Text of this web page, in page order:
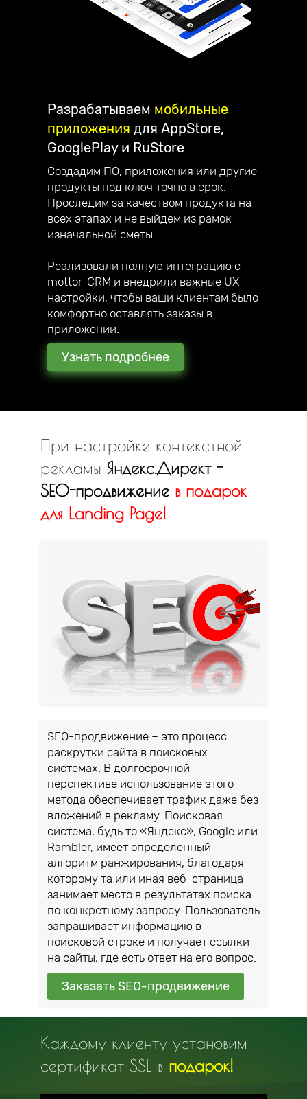
Разрабатываем мобильные
приложения для AppStore,
GooglePlay и RuStore
Создадим ПО, приложения или другие
продукты под ключ точно в срок.
Проследим за качеством продукта на
всех этапах и не выйдем из рамок
изначальной сметы.
Реализовали полную интеграцию с
mottor-CRM и внедрили важные UX-
настройки, чтобы ваши клиентам было
комфортно оставлять заказы в
приложении.
Узнать подробнее
При настройке контекстной
рекламы Яндекс.Директ -
SEO-продвижение в подарок
для Landing Page!
SEO-продвижение – это процесс
раскрутки сайта в поисковых
системах. В долгосрочной
перспективе использование этого
метода обеспечивает трафик даже без
вложений в рекламу. Поисковая
система, будь то «Яндекс», Google или
Rambler, имеет определенный
алгоритм ранжирования, благодаря
которому та или иная веб-страница
занимает место в результатах поиска
по конкретному запросу. Пользователь
запрашивает информацию в
поисковой строке и получает ссылки
на сайты, где есть ответ на его вопрос.
Заказать SEO-продвижение
Каждому клиенту установим
сертификат SSL в подарок!